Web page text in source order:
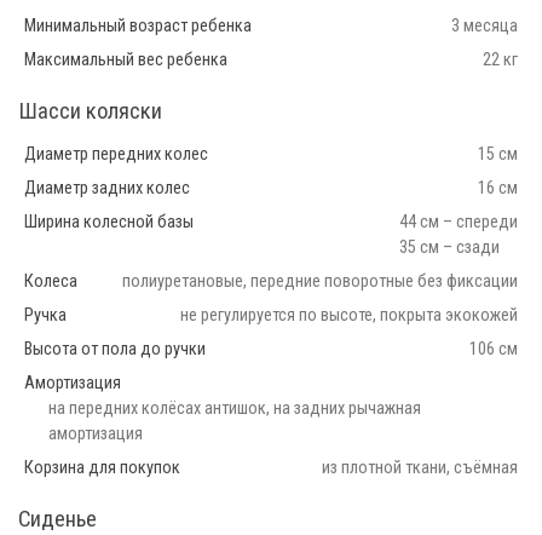
Минимальный возраст ребенка
3 месяца
Максимальный вес ребенка
22 кг
Шасси коляски
Диаметр передних колес
15 см
Диаметр задних колес
16 см
Ширина колесной базы
44 см – спереди
35 см – сзади
Колеса
полиуретановые, передние поворотные без фиксации
Ручка
не регулируется по высоте, покрыта экокожей
Высота от пола до ручки
106 см
Амортизация
на передних колёсах антишок, на задних рычажная
амортизация
Корзина для покупок
из плотной ткани, съёмная
Сиденье